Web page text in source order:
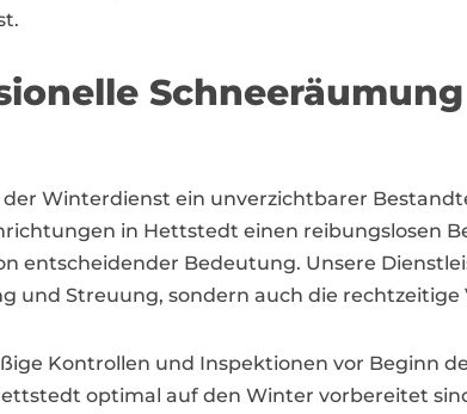
Winterdienst ein unverzichtbarer
in Hettstedt einen reibungslosen
entscheidender Bedeutung. Unsere
und Streuung, sondern auch die
Kontrollen und Inspektionen vor Beginn
optimal auf den Winter vorbereitet